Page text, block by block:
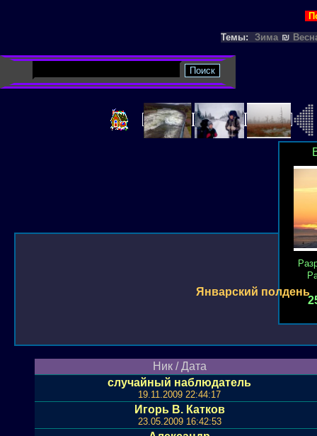
Темы:
Зима ₪
Январский полдень
Ник / Дата
случайный наблюдатель
19.11.2009 22:44:17
Игорь В. Катков
23.05.2009 16:42:53